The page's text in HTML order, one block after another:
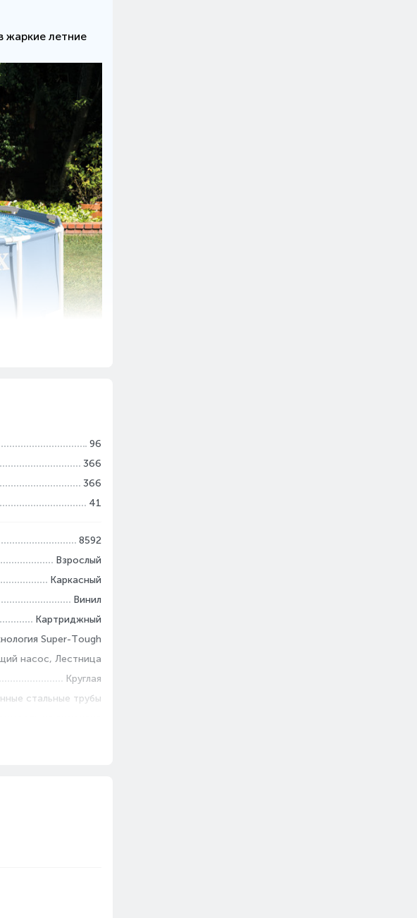
жаркие летние
Прочный
– синоним
комплект входит
96
366
366
41
8592
Взрослый
Каркасный
Винил
Картриджный
Super-Tough
насос, Лестница
Круглая
стальные трубы